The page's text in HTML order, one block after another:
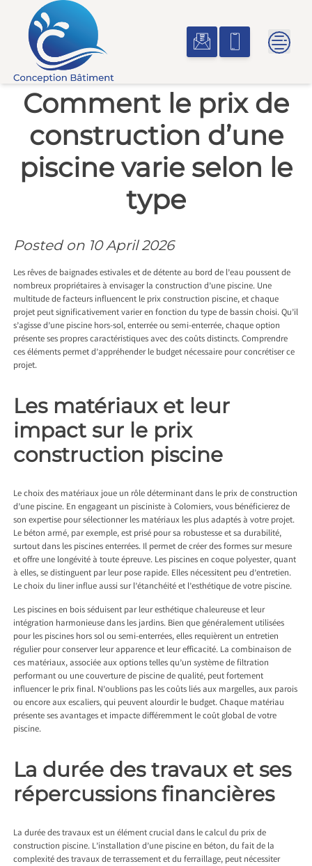
Comment le prix de
construction d’une
piscine varie selon le
type
Posted on 10 April 2026
Les rêves de baignades estivales et de détente au bord de l’eau poussent de
nombreux propriétaires à envisager la construction d’une piscine. Une
multitude de facteurs influencent le prix construction piscine, et chaque
projet peut significativement varier en fonction du type de bassin choisi. Qu’il
s’agisse d’une piscine hors-sol, enterrée ou semi-enterrée, chaque option
présente ses propres caractéristiques avec des coûts distincts. Comprendre
ces éléments permet d’appréhender le budget nécessaire pour concrétiser ce
projet.
Les matériaux et leur
impact sur le prix
construction piscine
Le choix des matériaux joue un rôle déterminant dans le prix de construction
d’une piscine. En engageant un pisciniste à Colomiers, vous bénéficierez de
son expertise pour sélectionner les matériaux les plus adaptés à votre projet.
Le béton armé, par exemple, est prisé pour sa robustesse et sa durabilité,
surtout dans les piscines enterrées. Il permet de créer des formes sur mesure
et offre une longévité à toute épreuve. Les piscines en coque polyester, quant
à elles, se distinguent par leur pose rapide. Elles nécessitent peu d’entretien.
Le choix du liner influe aussi sur l’étanchéité et l’esthétique de votre piscine.
Les piscines en bois séduisent par leur esthétique chaleureuse et leur
intégration harmonieuse dans les jardins. Bien que généralement utilisées
pour les piscines hors sol ou semi-enterrées, elles requièrent un entretien
régulier pour conserver leur apparence et leur efficacité. La combinaison de
ces matériaux, associée aux options telles qu’un système de filtration
performant ou une couverture de piscine de qualité, peut fortement
influencer le prix final. N’oublions pas les coûts liés aux margelles, aux parois
ou encore aux escaliers, qui peuvent alourdir le budget. Chaque matériau
présente ses avantages et impacte différemment le coût global de votre
piscine.
La durée des travaux et ses
répercussions financières
La durée des travaux est un élément crucial dans le calcul du prix de
construction piscine. L’installation d’une piscine en béton, du fait de la
complexité des travaux de terrassement et du ferraillage, peut nécessiter